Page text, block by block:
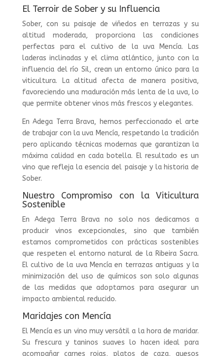
El Terroir de Sober y su Influencia
Sober, con su paisaje de viñedos en terrazas y su
altitud moderada, proporciona las condiciones
perfectas para el cultivo de la uva Mencía. Las
laderas inclinadas y el clima atlántico, junto con la
influencia del río Sil, crean un entorno único para la
viticultura. La altitud afecta de manera positiva,
favoreciendo una maduración más lenta de la uva, lo
que permite obtener vinos más frescos y elegantes.
En Adega Terra Brava, hemos perfeccionado el arte
de trabajar con la uva Mencía, respetando la tradición
pero aplicando técnicas modernas que garantizan la
máxima calidad en cada botella. El resultado es un
vino que refleja la esencia del paisaje y la historia de
Sober.
Nuestro Compromiso con la Viticultura
Sostenible
En Adega Terra Brava no solo nos dedicamos a
producir vinos excepcionales, sino que también
estamos comprometidos con prácticas sostenibles
que respeten el entorno natural de la Ribeira Sacra.
El cultivo de la uva Mencía en terrazas antiguas y la
minimización del uso de químicos son solo algunas
de las medidas que adoptamos para asegurar un
impacto ambiental reducido.
Maridajes con Mencía
El Mencía es un vino muy versátil a la hora de maridar.
Su frescura y taninos suaves lo hacen ideal para
acompañar carnes rojas, platos de caza, quesos